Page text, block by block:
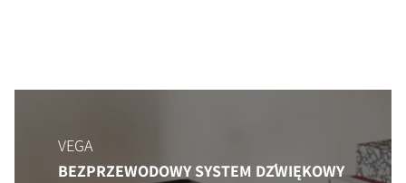
VEGA
BEZPRZEWODOWY SYSTEM DŹWIĘKOWY